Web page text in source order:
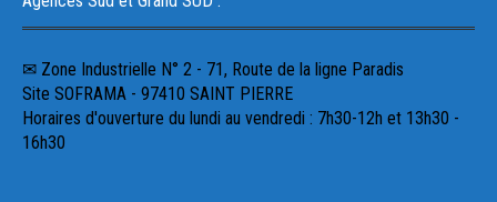
✉ Zone Industrielle N° 2 - 71, Route de la ligne Paradis
Site SOFRAMA - 97410 SAINT PIERRE
Horaires d'ouverture du lundi au vendredi : 7h30-12h et 13h30 -
16h30